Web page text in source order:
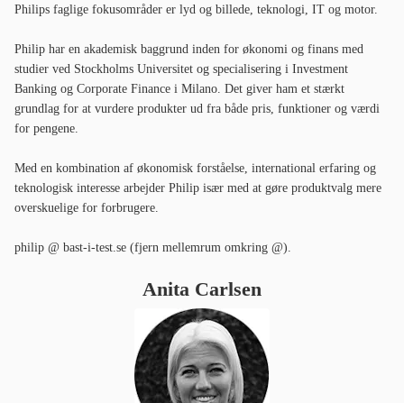
Philips faglige fokusområder er lyd og billede, teknologi, IT og motor.
Philip har en akademisk baggrund inden for økonomi og finans med
studier ved Stockholms Universitet og specialisering i Investment
Banking og Corporate Finance i Milano. Det giver ham et stærkt
grundlag for at vurdere produkter ud fra både pris, funktioner og værdi
for pengene.
Med en kombination af økonomisk forståelse, international erfaring og
teknologisk interesse arbejder Philip især med at gøre produktvalg mere
overskuelige for forbrugere.
philip @ bast-i-test.se (fjern mellemrum omkring @).
Anita Carlsen